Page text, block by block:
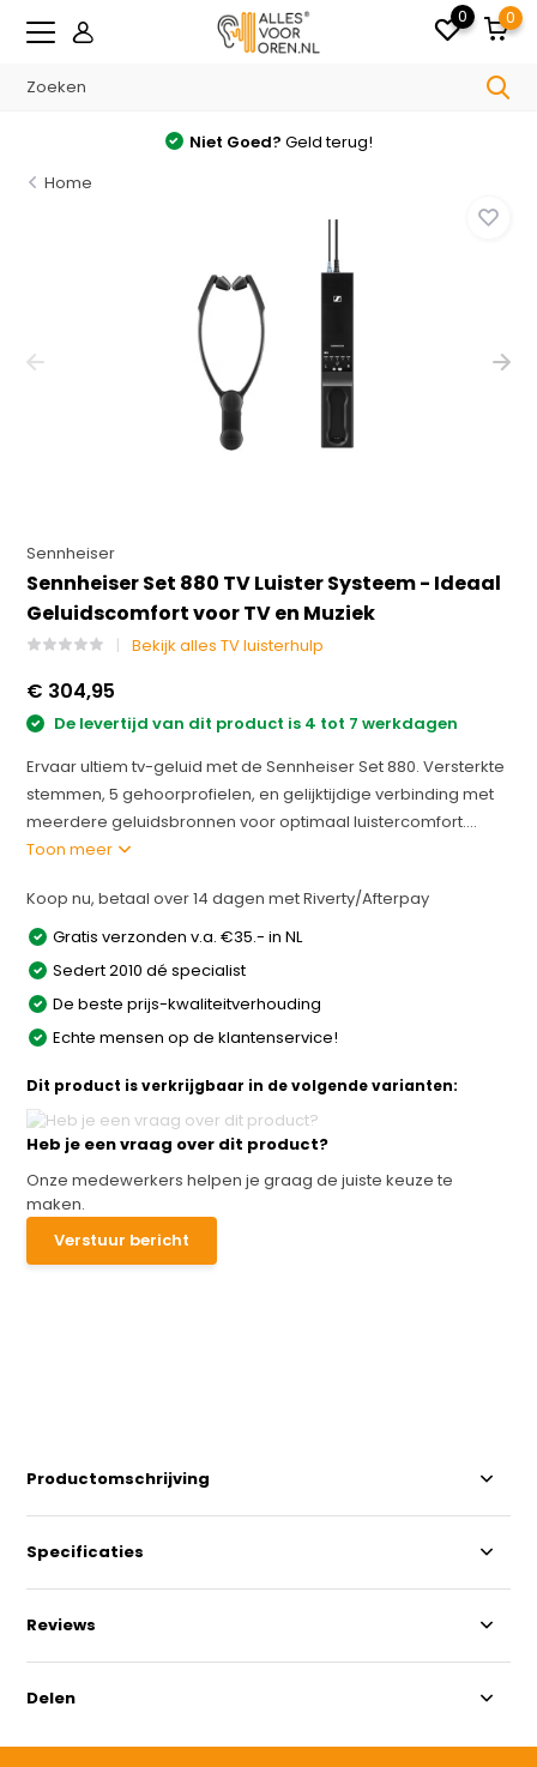
0 0
Niet Goed? Geld terug!
Home
Sennheiser
Sennheiser Set 880 TV Luister Systeem - Ideaal
Geluidscomfort voor TV en Muziek
Bekijk alles TV luisterhulp
€ 304,95
De levertijd van dit product is 4 tot 7 werkdagen
Ervaar ultiem tv-geluid met de Sennheiser Set 880. Versterkte
stemmen, 5 gehoorprofielen, en gelijktijdige verbinding met
meerdere geluidsbronnen voor optimaal luistercomfort....
Toon meer
Koop nu, betaal over 14 dagen met Riverty/Afterpay
Gratis verzonden v.a. €35.- in NL
Sedert 2010 dé specialist
De beste prijs-kwaliteitverhouding
Echte mensen op de klantenservice!
Dit product is verkrijgbaar in de volgende varianten:
Heb je een vraag over dit product?
Onze medewerkers helpen je graag de juiste keuze te
maken.
Verstuur bericht
Productomschrijving
Specificaties
Reviews
Delen